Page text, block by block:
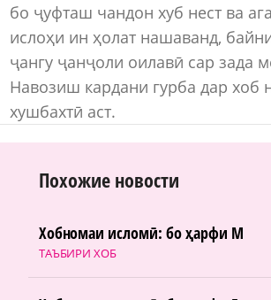
бо ҷуфташ чандон хуб нест ва
ислоҳи ин ҳолат нашаванд,
ҷангу ҷанҷоли оилавӣ сар зада
Навозиш кардани гурба дар хоб
хушбахтӣ аст.
Похожие новости
ТАЪБИРИ ХОБ
Хобномаи исломӣ: бо ҳарфи М